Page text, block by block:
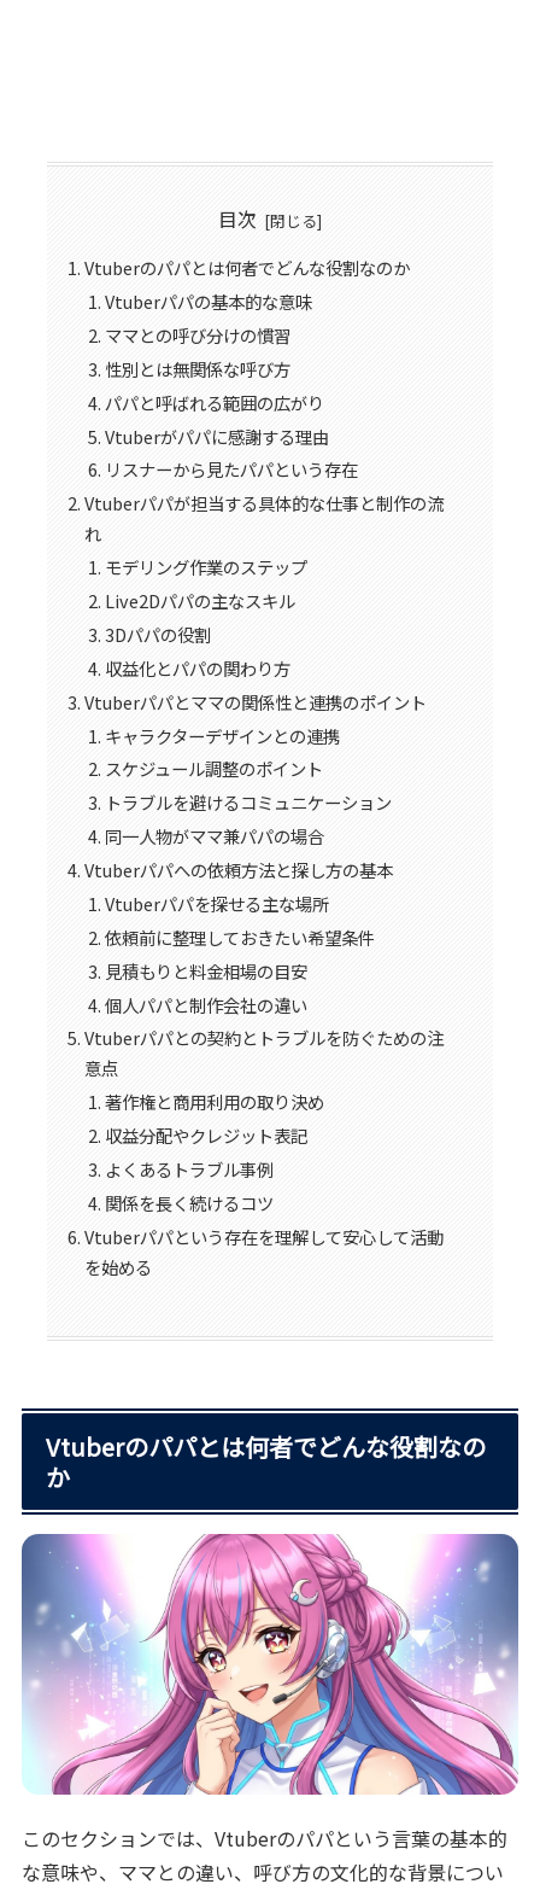
目次
Vtuberのパパとは何者でどんな役割なのか
Vtuberパパの基本的な意味
ママとの呼び分けの慣習
性別とは無関係な呼び方
パパと呼ばれる範囲の広がり
Vtuberがパパに感謝する理由
リスナーから見たパパという存在
Vtuberパパが担当する具体的な仕事と制作の流
れ
モデリング作業のステップ
Live2Dパパの主なスキル
3Dパパの役割
収益化とパパの関わり方
Vtuberパパとママの関係性と連携のポイント
キャラクターデザインとの連携
スケジュール調整のポイント
トラブルを避けるコミュニケーション
同一人物がママ兼パパの場合
Vtuberパパへの依頼方法と探し方の基本
Vtuberパパを探せる主な場所
依頼前に整理しておきたい希望条件
見積もりと料金相場の目安
個人パパと制作会社の違い
Vtuberパパとの契約とトラブルを防ぐための注
意点
著作権と商用利用の取り決め
収益分配やクレジット表記
よくあるトラブル事例
関係を長く続けるコツ
Vtuberパパという存在を理解して安心して活動
を始める
Vtuberのパパとは何者でどんな役割なの
か
このセクションでは、Vtuberのパパという言葉の基本的
な意味や、ママとの違い、呼び方の文化的な背景につい